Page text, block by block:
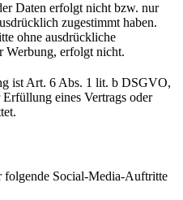
Daten erfolgt nicht bzw. nur
zugestimmt haben.
ohne ausdrückliche
erfolgt nicht.
ist Art. 6 Abs. 1 lit. b DSGVO,
eines Vertrags oder
folgende Social-Media-Auftritte